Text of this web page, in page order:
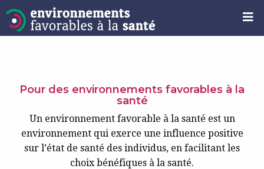
Pour des environnements favorables à la
santé
Un environnement favorable à la santé est un
environnement qui exerce une influence positive
sur l’état de santé des individus, en facilitant les
choix bénéfiques à la santé.